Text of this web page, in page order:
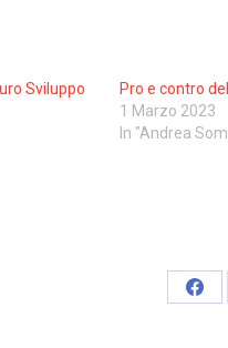
Sviluppo
Pro e contro
1 Marzo 2023
In "Andrea